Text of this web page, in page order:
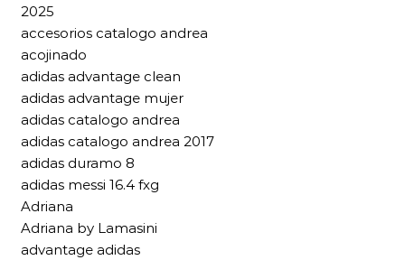
2025
accesorios catalogo andrea
acojinado
adidas advantage clean
adidas advantage mujer
adidas catalogo andrea
adidas catalogo andrea 2017
adidas duramo 8
adidas messi 16.4 fxg
Adriana
Adriana by Lamasini
advantage adidas